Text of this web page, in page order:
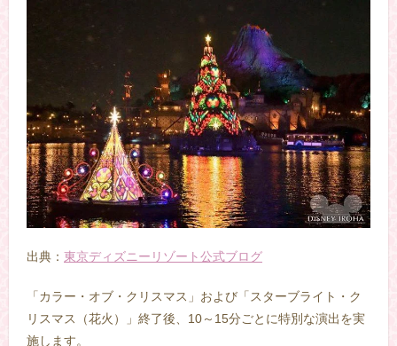
出典： 東京ディズニーリゾート公式ブログ
「カラー・オブ・クリスマス」および「スターブライト・ク
リスマス（花火）」終了後、10～15分ごとに特別な演出を実
施します。